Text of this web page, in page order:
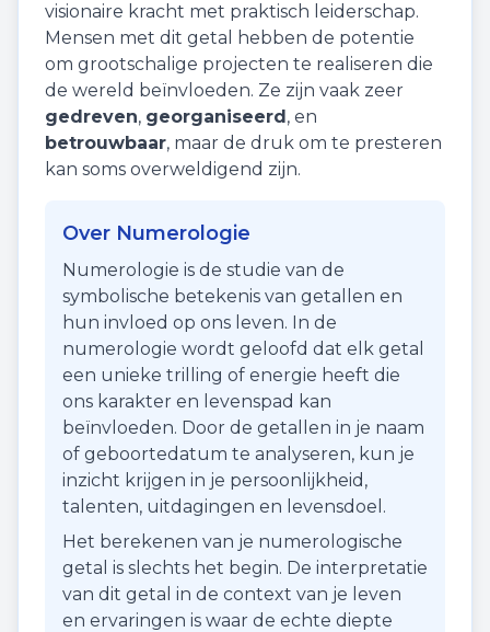
visionaire kracht met praktisch leiderschap.
Mensen met dit getal hebben de potentie
om grootschalige projecten te realiseren die
de wereld beïnvloeden. Ze zijn vaak zeer
gedreven, georganiseerd, en
betrouwbaar, maar de druk om te presteren
kan soms overweldigend zijn.
Over Numerologie
Numerologie is de studie van de
symbolische betekenis van getallen en
hun invloed op ons leven. In de
numerologie wordt geloofd dat elk getal
een unieke trilling of energie heeft die
ons karakter en levenspad kan
beïnvloeden. Door de getallen in je naam
of geboortedatum te analyseren, kun je
inzicht krijgen in je persoonlijkheid,
talenten, uitdagingen en levensdoel.
Het berekenen van je numerologische
getal is slechts het begin. De interpretatie
van dit getal in de context van je leven
en ervaringen is waar de echte diepte